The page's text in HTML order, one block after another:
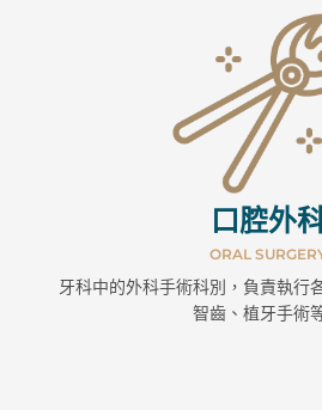
口腔外
ORAL
牙科中的外科手術科別，負責執行
智齒、植牙手術